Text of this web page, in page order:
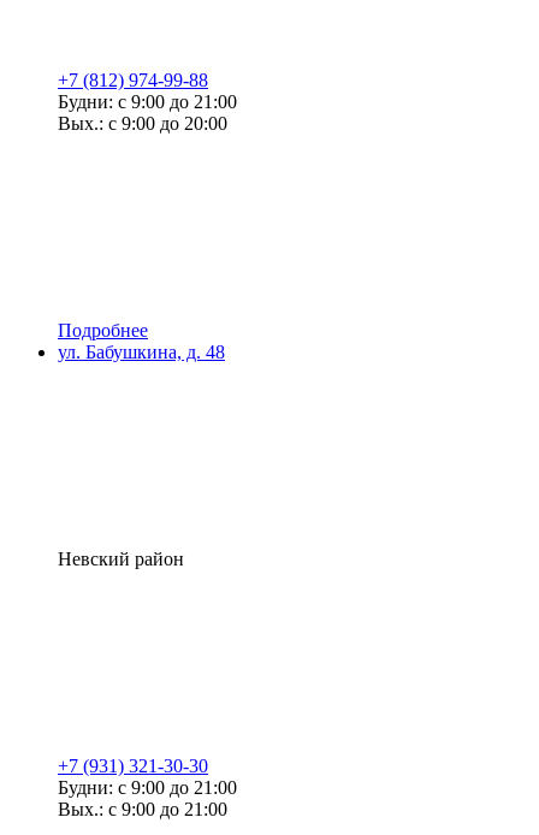
+7 (812) 974-99-88
Будни: с 9:00 до 21:00
Вых.: с 9:00 до 20:00
Подробнее
ул. Бабушкина, д. 48
Невский район
+7 (931) 321-30-30
Будни: с 9:00 до 21:00
Вых.: с 9:00 до 21:00